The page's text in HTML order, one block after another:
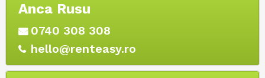
Anca Rusu
0740 308 308
hello@renteasy.ro